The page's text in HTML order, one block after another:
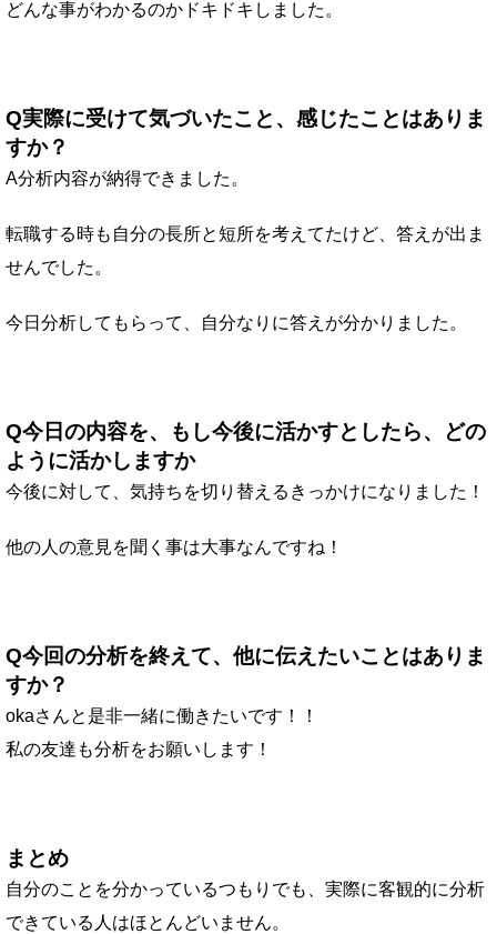
どんな事がわかるのかドキドキしました。
Q実際に受けて気づいたこと、感じたことはありま
すか？
A分析内容が納得できました。
転職する時も自分の長所と短所を考えてたけど、答えが出ま
せんでした。
今日分析してもらって、自分なりに答えが分かりました。
Q今日の内容を、もし今後に活かすとしたら、どの
ように活かしますか
今後に対して、気持ちを切り替えるきっかけになりました！
他の人の意見を聞く事は大事なんですね！
Q今回の分析を終えて、他に伝えたいことはありま
すか？
okaさんと是非一緒に働きたいです！！
私の友達も分析をお願いします！
まとめ
自分のことを分かっているつもりでも、実際に客観的に分析
できている人はほとんどいません。